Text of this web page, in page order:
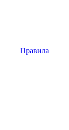
Правила